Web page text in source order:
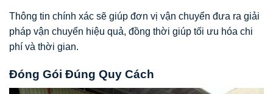
Thông tin chính xác sẽ giúp đơn vị vận chuyển đưa ra giải
pháp vận chuyển hiệu quả, đồng thời giúp tối ưu hóa chi
phí và thời gian.
Đóng Gói Đúng Quy Cách